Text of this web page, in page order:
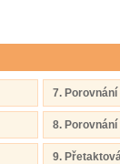
7.
8.
9.